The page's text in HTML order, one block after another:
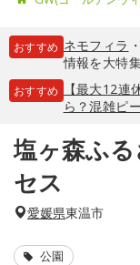
おすすめ ネモフィラ ・
情報を大特
おすすめ
【最大12
ら？混雑ピ
塩ヶ森ふ
セス
愛媛県東温市
公園